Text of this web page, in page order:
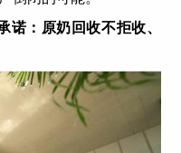
诺：原奶回收不拒收、